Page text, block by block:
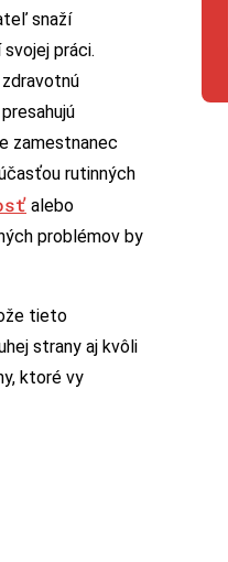
snaží
práci.
zamestnanec
rutinných
alebo
problémov by
tieto
strany aj kvôli
ktoré vy